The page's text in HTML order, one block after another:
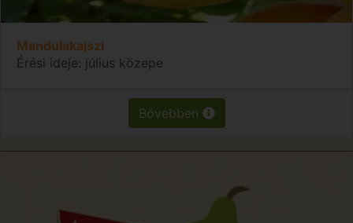
Mandulakajszi
Érési ideje: július közepe
Bővebben